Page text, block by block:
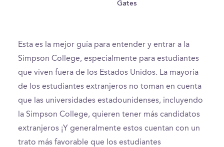
Gates
Esta es la mejor guía para entender y entrar a la
Simpson College, especialmente para estudiantes
que viven fuera de los Estados Unidos. La mayoría
de los estudiantes extranjeros no toman en cuenta
que las universidades estadounidenses, incluyendo
la Simpson College, quieren tener más candidatos
extranjeros ¡Y generalmente estos cuentan con un
trato más favorable que los estudiantes